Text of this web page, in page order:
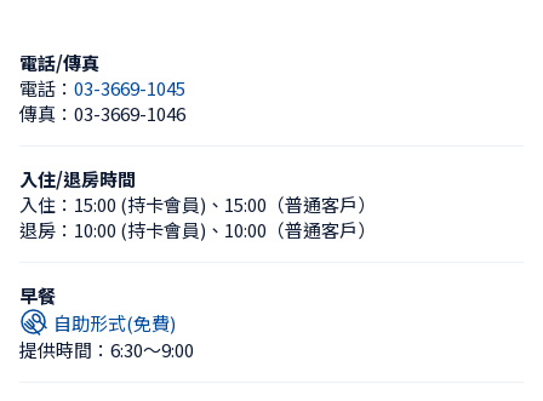
電話/傳真
電話： 03-3669-1045
傳真： 03-3669-1046
入住/退房時間
入住： 15:00 (持卡會員) 、 15:00（普通客戶）
退房： 10:00 (持卡會員) 、 10:00（普通客戶）
早餐
自助形式(免費)
提供時間：6:30〜9:00